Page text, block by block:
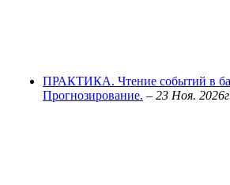
ПРАКТИКА. Чтение событий в
Прогнозирование. – 23 Ноя.